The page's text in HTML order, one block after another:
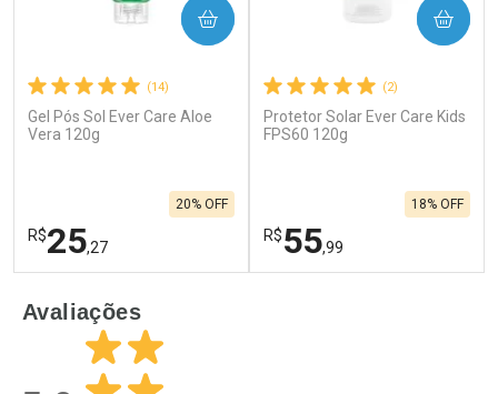
(14)
Gel Pós Sol Ever Care Aloe
Vera 120g
R$25,27
20% OFF
COMPRAR
Laboratório
Por Menos
(2)
Protetor Solar Ever Care Kids
FPS60 120g
R$55,99
18% OFF
COMPRAR
Avaliações